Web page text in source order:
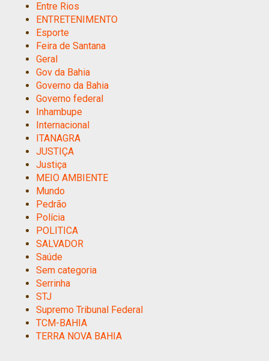
Entre Rios
ENTRETENIMENTO
Esporte
Feira de Santana
Geral
Gov da Bahia
Governo da Bahia
Governo federal
Inhambupe
Internacional
ITANAGRA
JUSTIÇA
Justiça
MEIO AMBIENTE
Mundo
Pedrão
Polícia
POLITICA
SALVADOR
Saúde
Sem categoria
Serrinha
STJ
Supremo Tribunal Federal
TCM-BAHIA
TERRA NOVA BAHIA